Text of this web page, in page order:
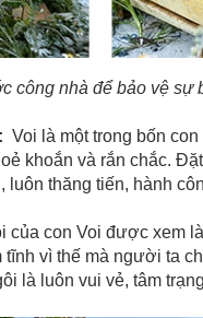
công nhà để bảo vệ sự
Voi là một trong bốn
khoắn và rắn chắc.
thăng tiến, hành
của con Voi được xem
vì thế mà người ta
là luôn vui vẻ, tâm